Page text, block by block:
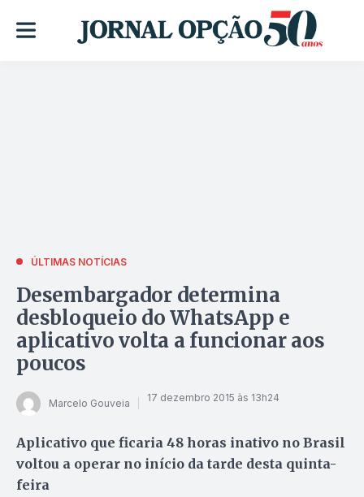
ÚLTIMAS NOTÍCIAS
Desembargador determina
desbloqueio do WhatsApp e
aplicativo volta a funcionar aos
poucos
Marcelo Gouveia 17 dezembro 2015 às 13h24
Aplicativo que ficaria 48 horas inativo no Brasil
voltou a operar no início da tarde desta quinta-
feira